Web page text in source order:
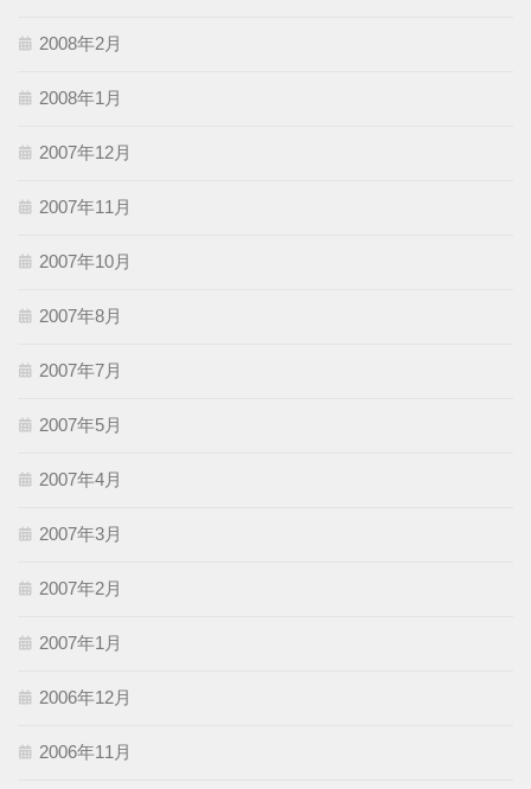
2008年2月
2008年1月
2007年12月
2007年11月
2007年10月
2007年8月
2007年7月
2007年5月
2007年4月
2007年3月
2007年2月
2007年1月
2006年12月
2006年11月